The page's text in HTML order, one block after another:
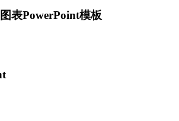
表PowerPoint模板